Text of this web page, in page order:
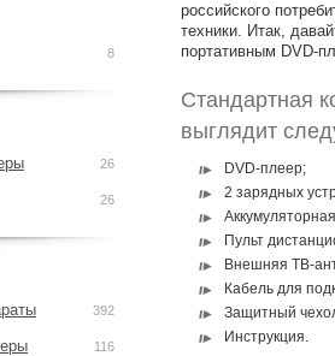
российского
техники. Итак,
портативным DVD-
Стандартная
выглядит
DVD-плеер;
2 зарядных
Пульт
Внешняя ТВ-
Кабель для
Защитный
Инструкция.
8
26
26
392
116